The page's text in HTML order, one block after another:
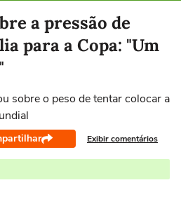
as notícias
a pressão de
para a Copa: "Um
sobre o peso de tentar colocar a
Exibir comentários